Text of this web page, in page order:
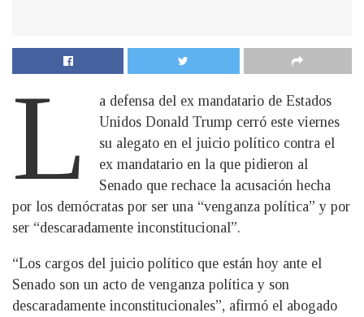
L
a defensa del ex mandatario de Estados
Unidos Donald Trump cerró este viernes
su alegato en el juicio político contra el
ex mandatario en la que pidieron al
Senado que rechace la acusación hecha
por los demócratas por ser una “venganza política” y por
ser “descaradamente inconstitucional”.
“Los cargos del juicio político que están hoy ante el
Senado son un acto de venganza política y son
descaradamente inconstitucionales”, afirmó el abogado